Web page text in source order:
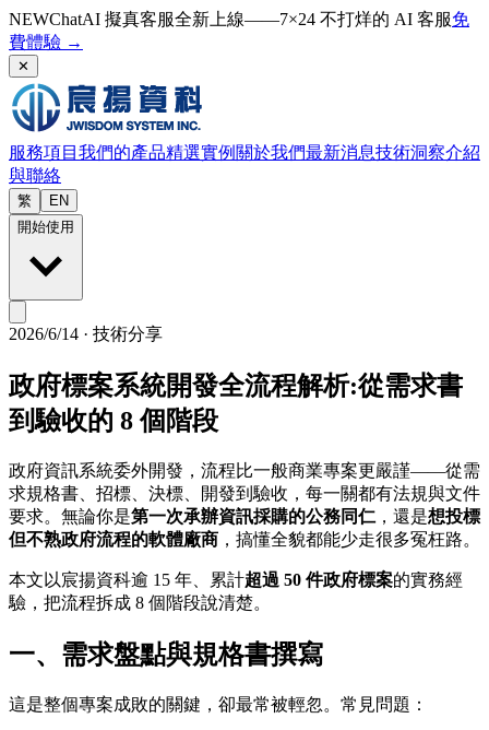
NEWChatAI 擬真客服全新上線——7×24 不打烊的 AI 客服免
費體驗 →
✕
服務項目 我們的產品精選實例 關於我們最新消息技術洞察介紹
與聯絡
繁
EN
開始使用
2026/6/14 · 技術分享
政府標案系統開發全流程解析:從需求書
到驗收的 8 個階段
政府資訊系統委外開發，流程比一般商業專案更嚴謹——從需
求規格書、招標、決標、開發到驗收，每一關都有法規與文件
要求。無論你是第一次承辦資訊採購的公務同仁 ，還是想投標
但不熟政府流程的軟體廠商 ，搞懂全貌都能少走很多冤枉路。
本文以宸揚資科逾 15 年、累計超過 50 件政府標案的實務經
驗，把流程拆成 8 個階段說清楚。
一、需求盤點與規格書撰寫
這是整個專案成敗的關鍵，卻最常被輕忽。常見問題：